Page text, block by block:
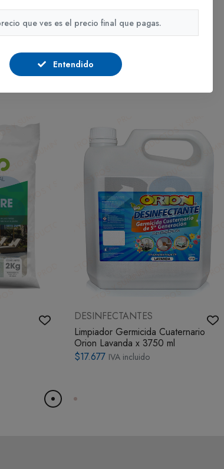
DESINFECTANTES
Limpiador Germicida Cuaternario
Orion Lavanda x 3750 ml
$17.677 IVA incluido
que ves es el precio final que pagas.
Entendido